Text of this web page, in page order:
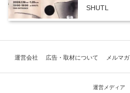
SHUTL
運営会社 広告・取材について メルマガ
運営メディア